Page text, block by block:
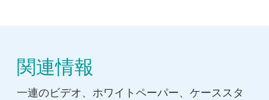
関連情報
一連のビデオ、ホワイトペーパー、ケーススタ